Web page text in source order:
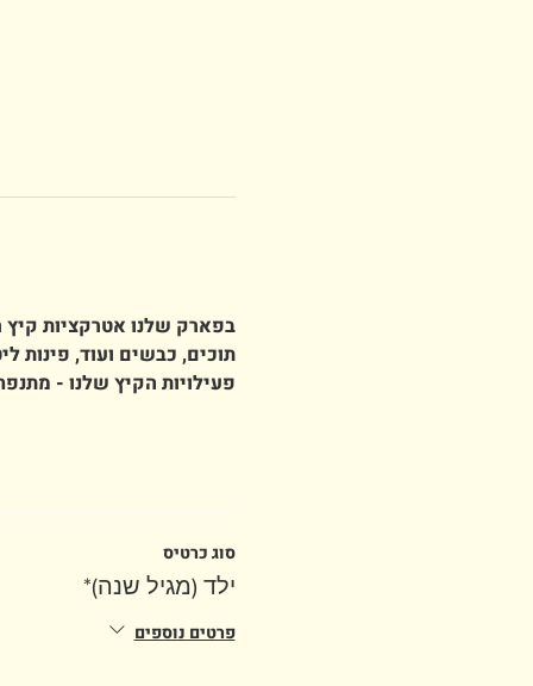
בפארק שלנו אטרקציות קיץ
תוכים, כבשים ועוד, פינות
פעילויות הקיץ שלנו -
סוג כרטיס
ילד (מגיל שנה)*
פרטים נוספים